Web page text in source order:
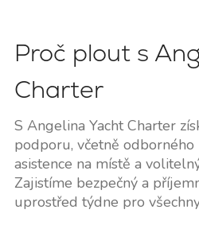
Proč plout s
Charter
S Angelina Yacht Charter
podporu, včetně odborného
asistence na místě a
Zajistíme bezpečný a
uprostřed týdne pro